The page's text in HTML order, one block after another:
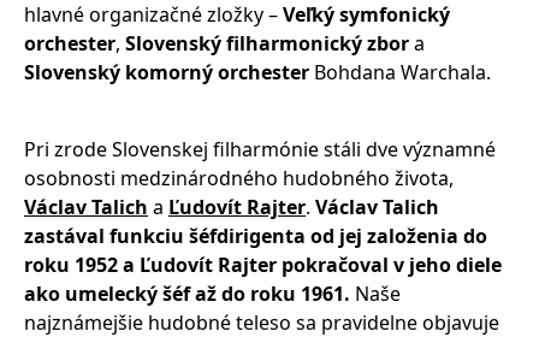
hlavné organizačné zložky –Veľký symfonický
orchester, Slovenský filharmonický zbora
Slovenský komorný orchester Bohdana Warchala.
Pri zrode Slovenskej filharmónie stáli dve významné
osobnosti medzinárodného hudobného života,
Václav Talich a Ľudovít Rajter. Václav Talich
zastával funkciu šéfdirigenta od jej založenia do
roku 1952 a Ľudovít Rajter pokračoval v jeho diele
ako umelecký šéf až do roku 1961. Naše
najznámejšie hudobné teleso sa pravidelne objavuje